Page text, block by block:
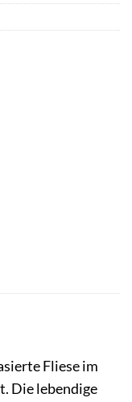
Fliese im
Die lebendige